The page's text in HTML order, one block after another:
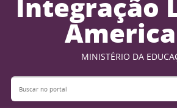
MINISTÉRIO DA
Buscar no portal